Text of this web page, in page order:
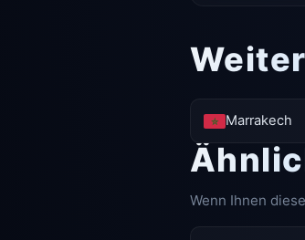
Marrakech
Wenn Ihnen